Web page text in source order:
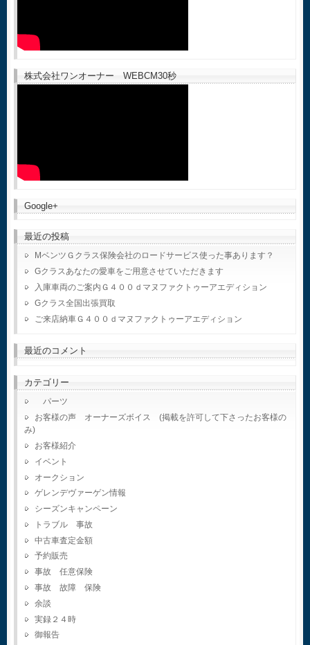
株式会社ワンオーナー WEBCM30秒
Google+
最近の投稿
MベンツＧクラス保険会社のロードサービス使った事あります？
Gクラスあなたの愛車をご用意させていただきます
入庫車両のご案内Ｇ４００ｄマヌファクトゥーアエディション
Gクラス全国出張買取
ご来店納車Ｇ４００ｄマヌファクトゥーアエディション
最近のコメント
カテゴリー
パーツ
お客様の声 オーナーズボイス (掲載を許可して下さったお客様の
み)
お客様紹介
イベント
オークション
ゲレンデヴァーゲン情報
シーズンキャンペーン
トラブル 事故
中古車査定金額
予約販売
事故 任意保険
事故 故障 保険
余談
実録２４時
御報告